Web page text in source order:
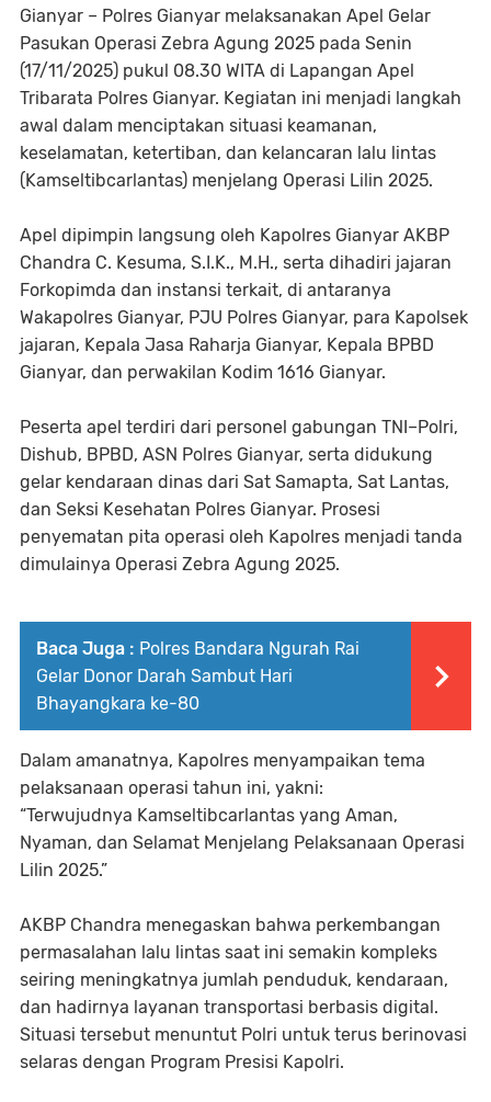
Gianyar – Polres Gianyar melaksanakan Apel Gelar
Pasukan Operasi Zebra Agung 2025 pada Senin
(17/11/2025) pukul 08.30 WITA di Lapangan Apel
Tribarata Polres Gianyar. Kegiatan ini menjadi langkah
awal dalam menciptakan situasi keamanan,
keselamatan, ketertiban, dan kelancaran lalu lintas
(Kamseltibcarlantas) menjelang Operasi Lilin 2025.
Apel dipimpin langsung oleh Kapolres Gianyar AKBP
Chandra C. Kesuma, S.I.K., M.H., serta dihadiri jajaran
Forkopimda dan instansi terkait, di antaranya
Wakapolres Gianyar, PJU Polres Gianyar, para Kapolsek
jajaran, Kepala Jasa Raharja Gianyar, Kepala BPBD
Gianyar, dan perwakilan Kodim 1616 Gianyar.
Peserta apel terdiri dari personel gabungan TNI–Polri,
Dishub, BPBD, ASN Polres Gianyar, serta didukung
gelar kendaraan dinas dari Sat Samapta, Sat Lantas,
dan Seksi Kesehatan Polres Gianyar. Prosesi
penyematan pita operasi oleh Kapolres menjadi tanda
dimulainya Operasi Zebra Agung 2025.
Baca Juga : Polres Bandara Ngurah Rai
Gelar Donor Darah Sambut Hari
Bhayangkara ke-80
Dalam amanatnya, Kapolres menyampaikan tema
pelaksanaan operasi tahun ini, yakni:
“Terwujudnya Kamseltibcarlantas yang Aman,
Nyaman, dan Selamat Menjelang Pelaksanaan Operasi
Lilin 2025.”
AKBP Chandra menegaskan bahwa perkembangan
permasalahan lalu lintas saat ini semakin kompleks
seiring meningkatnya jumlah penduduk, kendaraan,
dan hadirnya layanan transportasi berbasis digital.
Situasi tersebut menuntut Polri untuk terus berinovasi
selaras dengan Program Presisi Kapolri.